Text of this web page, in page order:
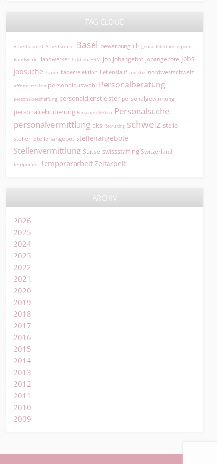
TAG CLOUD
Arbeitsmarkt Arbeitsrecht Basel bewerbung ch gebäudetechnik gipser
handwerk Handwerker holzbau HRM job jobangebot jobangebote jobs
jobsuche Kader kaderselektion Lebenslauf logistik nordwestschweiz
offene stellen personalauswahl Personalberatung
personalbeschaffung personaldienstleister personalgewinnung
personalrekrutierung Personalselektion Personalsuche
personalvermittlung pks Recruiting schweiz stelle
stellen Stellenangebot stellenangebote
Stellenvermittlung Suisse swissstaffing Switzerland
temporaer Temporärarbeit Zeitarbeit
ARCHIV
2026
2025
2024
2023
2022
2021
2020
2019
2018
2017
2016
2015
2014
2013
2012
2011
2010
2009